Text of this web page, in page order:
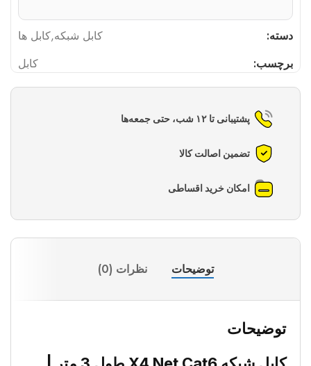
دسته: کابل شبکه,کابل ها
برچسب:
کابل
پشتیبانی تا ۱۲ شب، حتی جمعه‌ها
تضمین اصالت کالا
امکان خرید اقساطی
توضیحات نظرات (0)
توضیحات